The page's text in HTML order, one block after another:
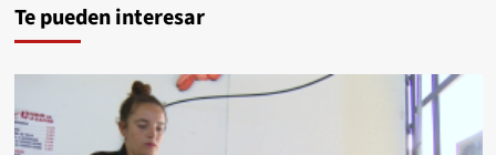
Te pueden interesar